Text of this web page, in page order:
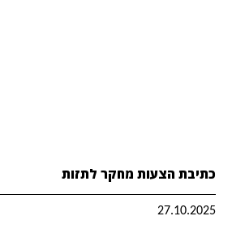
כתיבת הצעות מחקר לתזות
27.10.2025